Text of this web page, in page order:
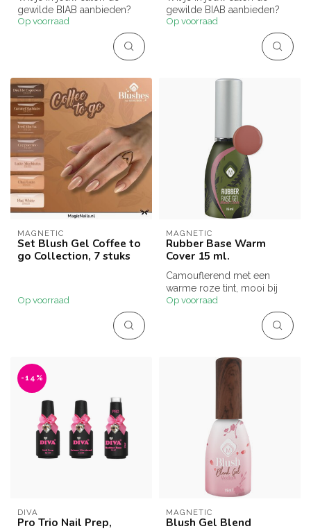
gewilde BIAB aanbieden?
Blush Gels zijn hiervoor de
Op voorraad
gewilde BIAB aanbieden?
Blush Gels zijn hiervoor de
Op voorraad
MAGNETIC
Set Blush Gel Coffee to
go Collection, 7 stuks
Op voorraad
MAGNETIC
Rubber Base Warm
Cover 15 ml.
Camouflerend met een
warme roze tint, mooi bij
een donkere huid
Op voorraad
-14%
DIVA
Pro Trio Nail Prep,
MAGNETIC
Blush Gel Blend